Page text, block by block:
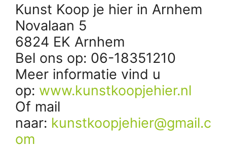
Kunst Koop je hier in Arnhem
Novalaan 5
6824 EK Arnhem
Bel ons op: 06-18351210
Meer informatie vind u
op: www.kunstkoopjehier.nl
Of mail
naar: kunstkoopjehier@gmail.c
om